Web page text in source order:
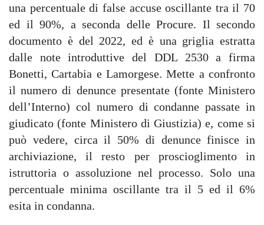
una percentuale di false accuse oscillante tra il 70
ed il 90%, a seconda delle Procure. Il secondo
documento è del 2022, ed è una griglia estratta
dalle note introduttive del DDL 2530 a firma
Bonetti, Cartabia e Lamorgese. Mette a confronto
il numero di denunce presentate (fonte Ministero
dell’Interno) col numero di condanne passate in
giudicato (fonte Ministero di Giustizia) e, come si
può vedere, circa il 50% di denunce finisce in
archiviazione, il resto per proscioglimento in
istruttoria o assoluzione nel processo. Solo una
percentuale minima oscillante tra il 5 ed il 6%
esita in condanna.